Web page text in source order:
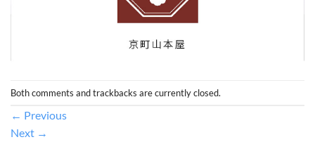
Both comments and trackbacks are currently closed.
← Previous
Next →